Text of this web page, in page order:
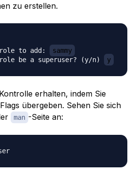
zu erstellen.
to add:
sammy
be a superuser? (y/n)
y
erhalten, indem Sie
übergeben. Sehen Sie sich
man -Seite an: